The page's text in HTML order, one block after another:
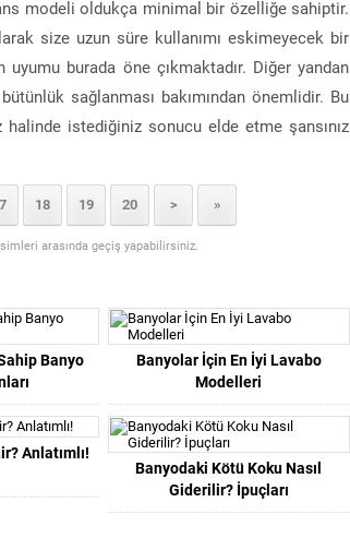
modeli oldukça minimal bir özelliğe sahiptir.
size uzun süre kullanımı eskimeyecek bir
burada öne çıkmaktadır. Diğer yandan
sağlanması bakımından önemlidir. Bu
istediğiniz sonucu elde etme şansınız
18 19 20 > »
arasında geçiş yapabilirsiniz.
Banyo
Banyolar İçin En İyi Lavabo
Modelleri
Anlatımlı!
Banyodaki Kötü Koku Nasıl
Giderilir? İpuçları